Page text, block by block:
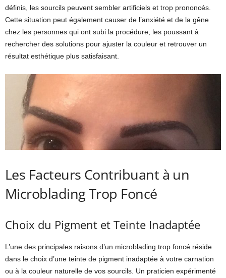
définis, les sourcils peuvent sembler artificiels et trop prononcés.
Cette situation peut également causer de l’anxiété et de la gêne
chez les personnes qui ont subi la procédure, les poussant à
rechercher des solutions pour ajuster la couleur et retrouver un
résultat esthétique plus satisfaisant.
Les Facteurs Contribuant à un
Microblading Trop Foncé
Choix du Pigment et Teinte Inadaptée
L’une des principales raisons d’un microblading trop foncé réside
dans le choix d’une teinte de pigment inadaptée à votre carnation
ou à la couleur naturelle de vos sourcils. Un praticien expérimenté